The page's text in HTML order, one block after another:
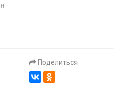
Поделиться